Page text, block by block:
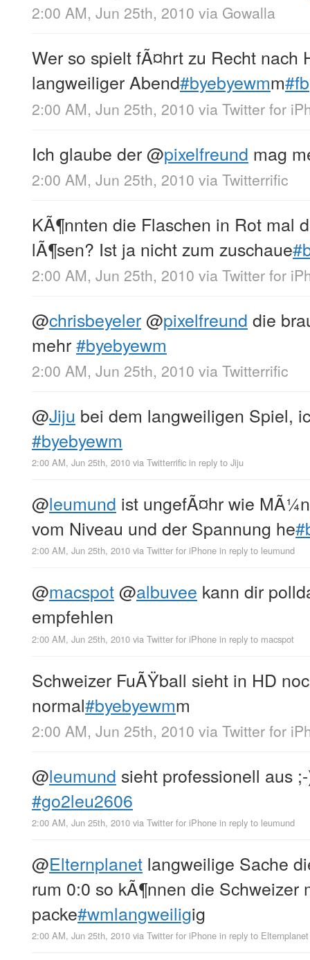
2:00 AM, Jun 25th, 2010 via Gowalla
Wer so spielt fÃ¤hrt zu Recht nach
langweiliger Abend#byebyewmm#fb
2:00 AM, Jun 25th, 2010 via Twitter for
Ich glaube der@pixelfreund mag
2:00 AM, Jun 25th, 2010 via Twitterrific
KÃ¶nnten die Flaschen in Rot mal
lÃ¶sen? Ist ja nicht zum zuschaue
2:00 AM, Jun 25th, 2010 via Twitter for
@chrisbeyeler@pixelfreund die
mehr#byebyewm
2:00 AM, Jun 25th, 2010 via Twitterrific
@Jiju bei dem langweiligen Spiel,
#byebyewm
2:00 AM, Jun 25th, 2010 via Twitterrific in reply to Jiju
@leumund ist ungefÃ¤hr wie
vom Niveau und der Spannung he
2:00 AM, Jun 25th, 2010 via Twitter for iPhone in reply to leumund
@macspot@albuvee kann dir
empfehlen
2:00 AM, Jun 25th, 2010 via Twitter for iPhone in reply to macspot
Schweizer FuÃŸball sieht in HD
normal#byebyewmm
2:00 AM, Jun 25th, 2010 via Twitter for
@leumund sieht professionell aus
#go2leu2606
2:00 AM, Jun 25th, 2010 via Twitter for iPhone in reply to leumund
@Elternplanet langweilige Sache
rum 0:0 so kÃ¶nnen die Schweizer
packe#wmlangweiligig
2:00 AM, Jun 25th, 2010 via Twitter for iPhone in reply to Elternplanet